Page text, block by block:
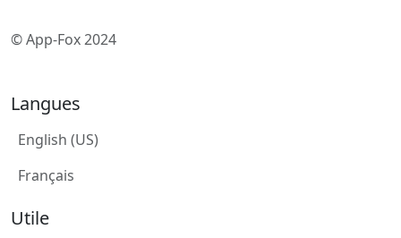
© App-Fox 2024
Langues
English (US)
Français
Utile